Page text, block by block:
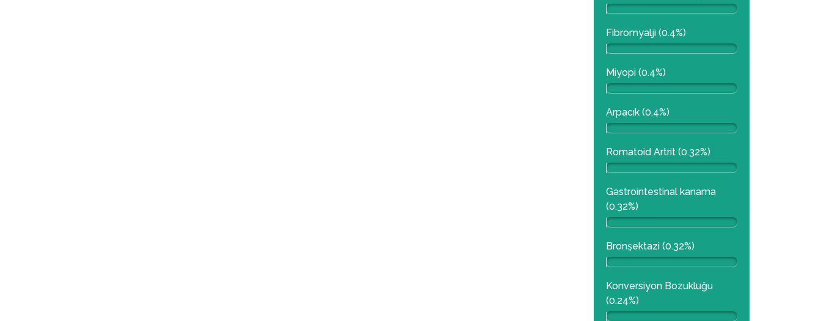
Fibromyalji (0.4%)
Miyopi (0.4%)
Arpacık (0.4%)
Romatoid Artrit (0.32%)
Gastrointestinal kanama
(0.32%)
Bronşektazi (0.32%)
Konversiyon Bozukluğu
(0.24%)